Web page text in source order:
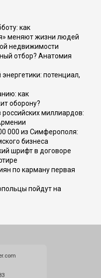
как
меняют жизни людей
недвижимости
отбор? Анатомия
потенциал,
как
оборону?
миллиардов:
000 из Симферополя:
бизнеса
шрифт в договоре
по карману первая
пойдут на